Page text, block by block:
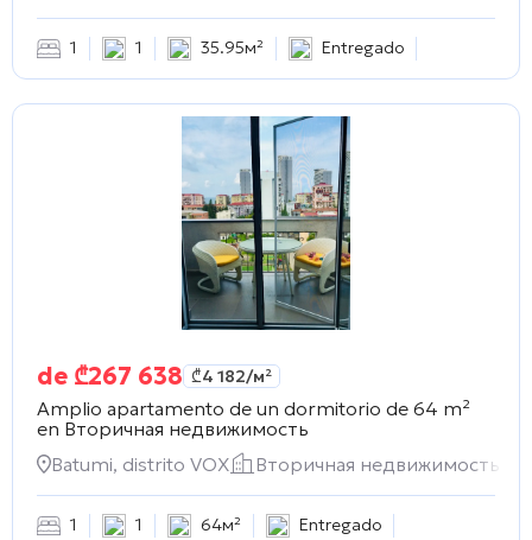
1 1 35.95м² Entregado
de ₾267 638 ₾4 182/м²
Amplio apartamento de un dormitorio de 64 m²
en Вторичная недвижимость
Batumi, distrito VOX
Вторичная недвижимость
1 1 64м² Entregado